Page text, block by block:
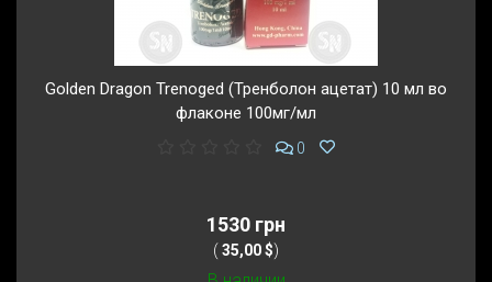
Golden Dragon Trenoged (Тренболон ацетат) 10 мл во
флаконе 100мг/мл
0
1530 грн
(35,00 $)